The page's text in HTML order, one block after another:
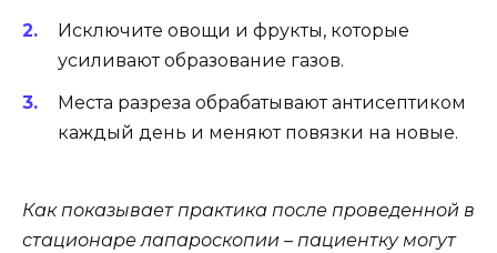
Исключите овощи и фрукты, которые
усиливают образование газов.
Места разреза обрабатывают антисептиком
каждый день и меняют повязки на новые.
Как показывает практика после проведенной в
стационаре лапароскопии – пациентку могут